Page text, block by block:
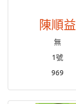
陳順益
無
1號
969